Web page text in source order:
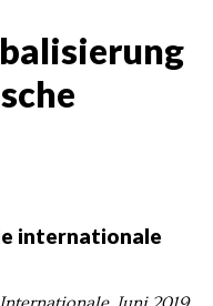
internationale